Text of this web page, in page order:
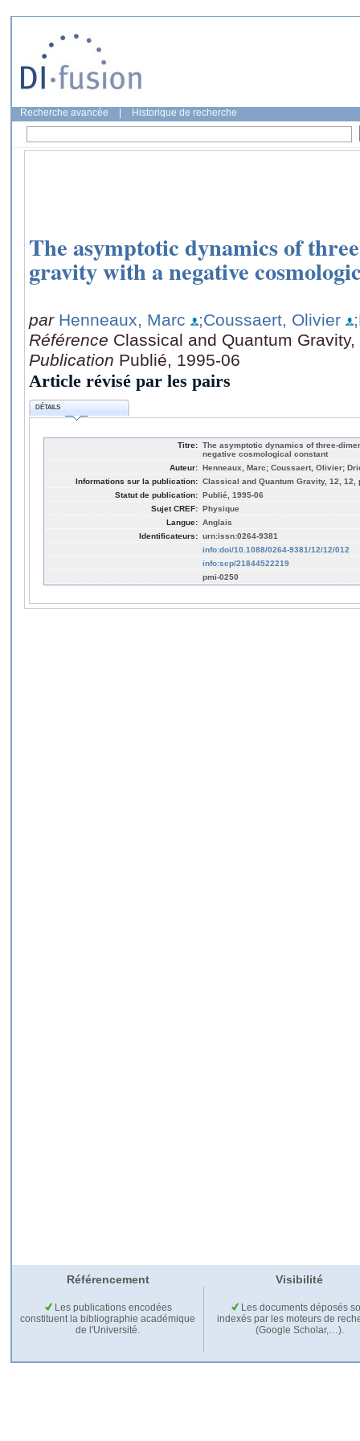
Recherche avancée Historique de recherche
The asymptotic dynamics of
gravity with a negative
par Henneaux, Marc ;Coussaert, Olivier
Référence Classical and Quantum
Publication Publié, 1995-06
Article révisé par les pairs
DÉTAILS
Titre: The asymptotic dynamics of three-
negative cosmological constant
Auteur: Henneaux, Marc; Coussaert, Olivier;
Informations sur la publication: Classical and Quantum Gravity, 12, 12,
Statut de publication: Publié, 1995-06
Sujet CREF: Physique
Langue: Anglais
Identificateurs: urn:issn:0264-9381
info:doi/10.1088/0264-9381/12/12/012
info:scp/21844522219
pmi-0250
Référencement Visibilité
Les publications encodées
constituent la bibliographie académique
de l'Université.
Les documents déposés
indexés par les moteurs de
(Google Scholar,…).